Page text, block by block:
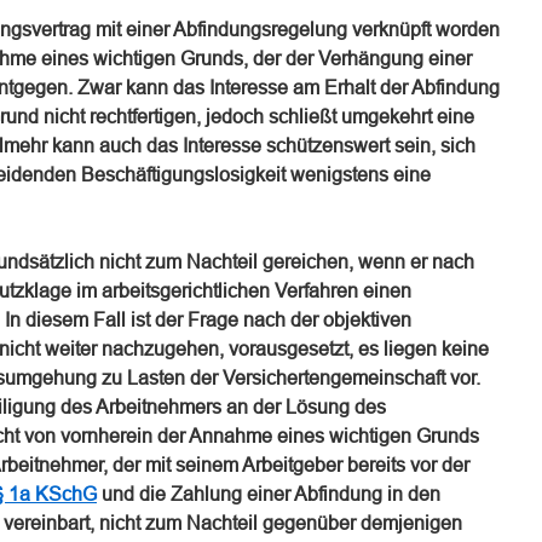
mit einer Abfindungsregelung verknüpft worden
eines wichtigen Grunds, der der Verhängung einer
Zwar kann das Interesse am Erhalt der Abfindung
nicht rechtfertigen, jedoch schließt umgekehrt eine
kann auch das Interesse schützenswert sein, sich
Beschäftigungslosigkeit wenigstens eine
nicht zum Nachteil gereichen, wenn er nach
im arbeitsgerichtlichen Verfahren einen
diesem Fall ist der Frage nach der objektiven
weiter nachzugehen, vorausgesetzt, es liegen keine
zu Lasten der Versichertengemeinschaft vor.
des Arbeitnehmers an der Lösung des
von vornherein der Annahme eines wichtigen Grunds
der mit seinem Arbeitgeber bereits vor der
1a KSchGund die Zahlung einer Abfindung in den
vereinbart, nicht zum Nachteil gegenüber demjenigen